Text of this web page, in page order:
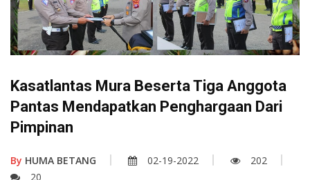
Kasatlantas Mura Beserta Tiga Anggota
Pantas Mendapatkan Penghargaan Dari
Pimpinan
By HUMA BETANG 02-19-2022
202
20